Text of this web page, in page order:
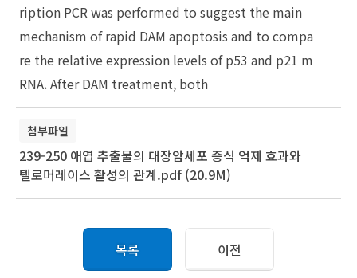
ription PCR was performed to suggest the main
mechanism of rapid DAM apoptosis and to compa
re the relative expression levels of p53 and p21 m
RNA. After DAM treatment, both
첨부파일
239-250 애엽 추출물의 대장암세포 증식 억제 효과와
텔로머레이스 활성의 관계.pdf (20.9M)
목록 이전